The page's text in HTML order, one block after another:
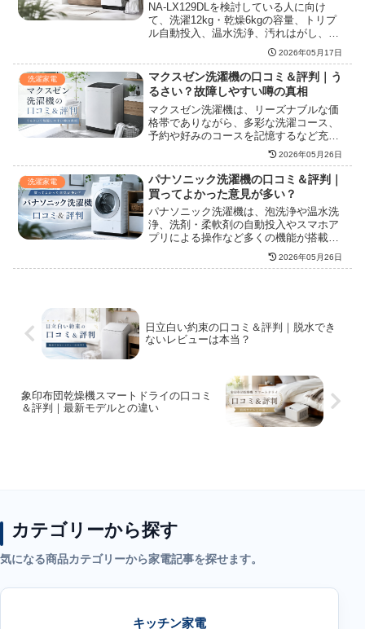
NA-LX129DLを検討している人に向け
て、洗濯12kg・乾燥6kgの容量、トリプ
ル自動投入、温水洗浄、汚れはがし、ナ
ノイーX、スマホ連携、設置サイズ、後継
モデルとの違いを整理し、型落ちで狙う
べき家庭と避けたほうがよいケースを購
入前に判断できるようにまとめていま
す。
2026年05月17日
洗濯家電
マクスゼン洗濯機の口コミ＆評判｜う
るさい？故障しやすい噂の真相
マクスゼン洗濯機は、リーズナブルな価
格帯でありながら、多彩な洗濯コース、
予約や好みのコースを記憶するなど充実
した機能が特徴的な洗濯機です。この記
事では、マクスゼン洗濯機の実際の口コ
ミや評判、価格や電気代、効果や機能に
ついて解説していきます。
2026年05月26日
洗濯家電
パナソニック洗濯機の口コミ＆評判｜
買ってよかった意見が多い？
パナソニック洗濯機は、泡洗浄や温水洗
浄、洗剤・柔軟剤の自動投入やスマホア
プリによる操作など多くの機能が搭載さ
れており評価が高いです。ここでは、実
際の利用者からの口コミ・レビュー、特
2026年05月26日
日立白い約束の口コミ＆評判｜脱水でき
ないレビューは本当？
象印布団乾燥機スマートドライの口コミ
＆評判｜最新モデルとの違い
カテゴリーから探す
気になる商品カテゴリーから家電記事を探せます。
キッチン家電